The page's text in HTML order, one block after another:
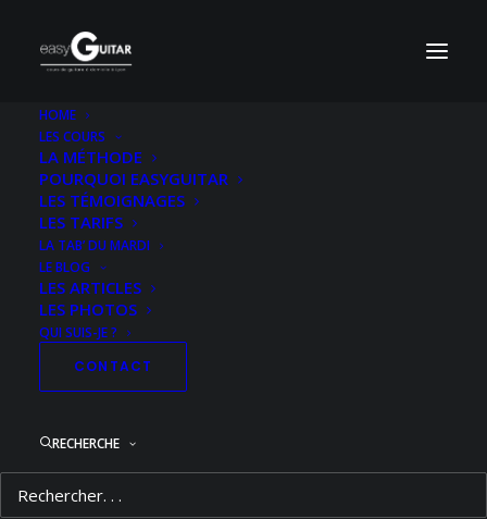
HOME
LES COURS
LA MÉTHODE
POURQUOI EASYGUITAR
LES TÉMOIGNAGES
LES TARIFS
LA TAB’ DU MARDI
LE BLOG
LES ARTICLES
LES PHOTOS
QUI SUIS-JE ?
CONTACT
RECHERCHE
Pochette-Justin-Horwitz-Mia-And-
Sebastians-Theme-HD
Accueil
Pochette-Justin-Horwitz-Mia-And-Sebastians-Theme-HD